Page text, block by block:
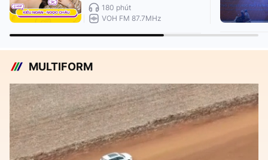
180 phút
VOH FM 87.7MHz
MULTIFORM